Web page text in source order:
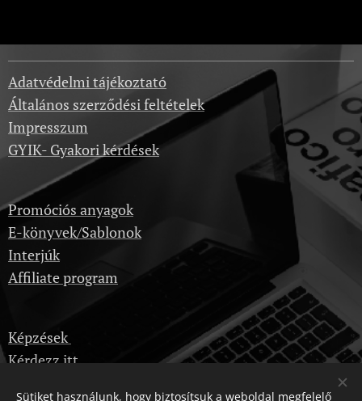
Adatvédelmi tájékoztató
Általános szerződési feltételek
Impresszum
GYIK- Gyakori kérdések
Promóciós anyagok
E-könyvek/Sablonok
Interjúk
Affiliate program
Képzések
Kérdezz itt
Sütiket használunk, hogy biztosítsuk a weboldal megfelelő